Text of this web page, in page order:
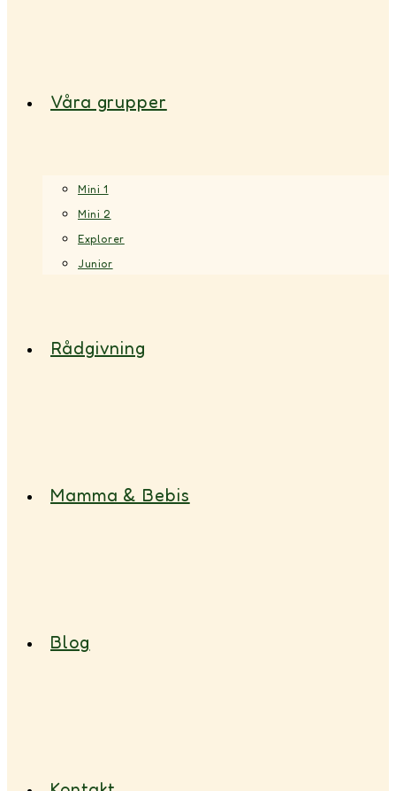
Våra grupper
Mini 1
Mini 2
Explorer
Junior
Rådgivning
Mamma & Bebis
Blog